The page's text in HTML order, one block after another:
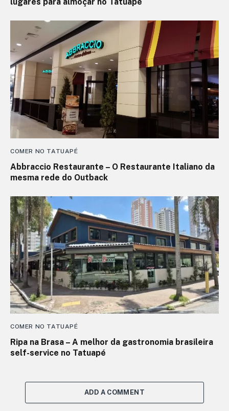
COMER NO TATUAPÉ
Abbraccio Restaurante – O Restaurante Italiano da
mesma rede do Outback
COMER NO TATUAPÉ
Ripa na Brasa – A melhor da gastronomia brasileira
self-service no Tatuapé
ADD A COMMENT